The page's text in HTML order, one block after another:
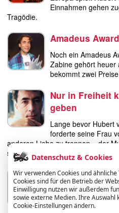
liedtexte
film
HvG
kulturpreis
flüchtig
biografie
huberts
schreibtisch
ETC.
vermischtes
Einnahmen gehen
Tragödie.
Amadeus
Noch ein Amadeus
Zabine gehört heuer
bekommt zwei
Nur in Freiheit
geben
Lange bevor Hubert
forderte seine Frau
anderen Liebe zu trennen – der
sagen können: Hör auf zu atmen.
Hohtraxlecker
Information über
Ischl, deren
schon von langer
Datenschutz & Cookies
Wir verwenden Cookies und
Cookies sind für den Betrieb der
Einwilligung nutzen wir außerdem
sowie externe Medien. Ihre Auswahl
Cookie-Einstellungen ändern.